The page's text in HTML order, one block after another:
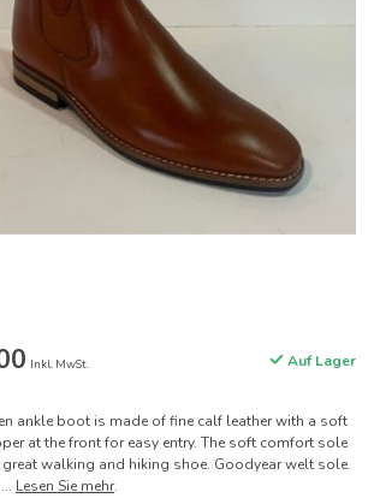
Inkl. MwSt. Auf Lager
ankle boot is made of fine calf leather with a soft
at the front for easy entry. The soft comfort sole
walking and hiking shoe. Goodyear welt sole.
Lesen Sie mehr.